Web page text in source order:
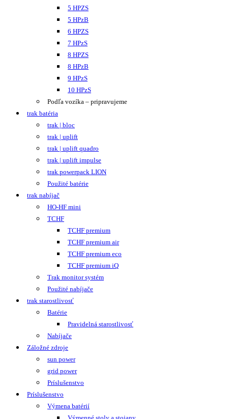
5 HPZS
5 HPzB
6 HPZS
7 HPzS
8 HPZS
8 HPzB
9 HPzS
10 HPzS
Podľa vozíka – pripravujeme
trak batéria
trak | bloc
trak | uplift
trak | uplift quadro
trak | uplift impulse
trak powerpack LION
Použité batérie
trak nabíjač
HO-HF mini
TCHF
TCHF premium
TCHF premium air
TCHF premium eco
TCHF premium iQ
Trak monitor systém
Použité nabíjače
trak starostlivosť
Batérie
Pravidelná starostlivosť
Nabíjače
Záložné zdroje
sun power
grid power
Príslušenstvo
Príslušenstvo
Výmena batérií